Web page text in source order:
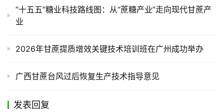
“十五五”糖业科技路线图：从“蔗糖产业”走向现代甘蔗产
业
2026年甘蔗提质增效关键技术培训班在广州成功举办
广西甘蔗台风过后恢复生产技术指导意见
发表回复